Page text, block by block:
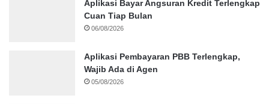
Aplikasi Bayar Angsuran Kredit Terlengkap
Cuan Tiap Bulan
06/08/2026
Aplikasi Pembayaran PBB Terlengkap,
Wajib Ada di Agen
05/08/2026